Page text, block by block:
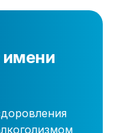
имени